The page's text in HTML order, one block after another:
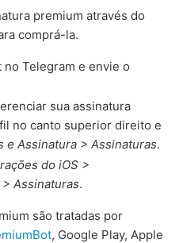
premium através do
comprá-la.
no Telegram e envie o
sua assinatura
no canto superior direito e
e Assinatura > Assinaturas.
do iOS >
Assinaturas.
são tratadas por
, Google Play, Apple